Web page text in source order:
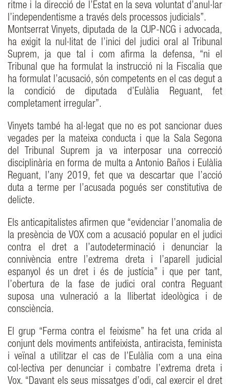
ritme i la direcció de l’Estat en la seva voluntat d’anul·lar
l’independentisme a través dels processos judicials”.
Montserrat Vinyets, diputada de la CUP-NCG i advocada,
ha exigit la nul·litat de l’inici del judici oral al Tribunal
Suprem, ja que tal i com afirma la defensa, “ni el
Tribunal que ha formulat la instrucció ni la Fiscalia que
ha formulat l’acusació, són competents en el cas degut a
la condició de diputada d’Eulàlia Reguant, fet
completament irregular”.
Vinyets també ha al·legat que no es pot sancionar dues
vegades per la mateixa conducta i que la Sala Segona
del Tribunal Suprem ja va interposar una correcció
disciplinària en forma de multa a Antonio Baños i Eulàlia
Reguant, l’any 2019, fet que va descartar que l’acció
duta a terme per l’acusada pogués ser constitutiva de
delicte.
Els anticapitalistes afirmen que “evidenciar l’anomalia de
la presència de VOX com a acusació popular en el judici
contra el dret a l’autodeterminació i denunciar la
connivència entre l’extrema dreta i l’aparell judicial
espanyol és un dret i és de justícia” i que per tant,
l’obertura de la fase de judici oral contra Reguant
suposa una vulneració a la llibertat ideològica i de
consciència.
El grup “Ferma contra el feixisme” ha fet una crida al
conjunt dels moviments antifeixista, antiracista, feminista
i veïnal a utilitzar el cas de l’Eulàlia com a una eina
col·lectiva per denunciar i combatre l’extrema dreta i
Vox. “Davant els seus missatges d’odi, cal exercir el dret